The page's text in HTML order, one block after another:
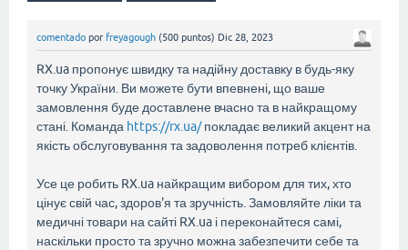
comentado por freyagough (500 puntos) Dic 28, 2023
RX.ua пропонує швидку та надійну доставку в будь-яку
точку України. Ви можете бути впевнені, що ваше
замовлення буде доставлене вчасно та в найкращому
стані. Команда https://rx.ua/покладає великий акцент на
якість обслуговування та задоволення потреб клієнтів.
Усе це робить RX.ua найкращим вибором для тих, хто
цінує свій час, здоров'я та зручність. Замовляйте ліки та
медичні товари на сайті RX.ua і переконайтеся самі,
наскільки просто та зручно можна забезпечити себе та